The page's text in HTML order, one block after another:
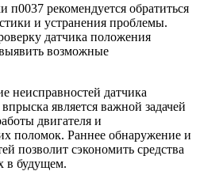
рекомендуется обратиться
и устранения проблемы.
датчика положения
возможные
неисправностей датчика
является важной задачей
двигателя и
поломок. Раннее обнаружение и
позволит сэкономить средства
в будущем.